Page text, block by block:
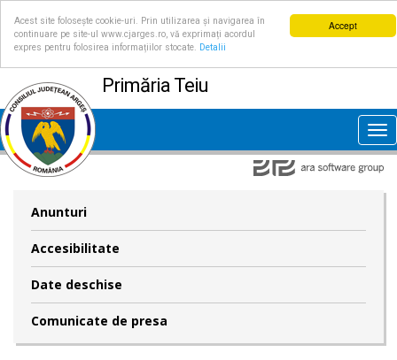
Accept
Acest site folosește cookie-uri. Prin utilizarea și navigarea în
continuare pe site-ul www.cjarges.ro, vă exprimați acordul
expres pentru folosirea informațiilor stocate.
Detalii
Primăria Teiu
Anunturi
Accesibilitate
Date deschise
Comunicate de presa